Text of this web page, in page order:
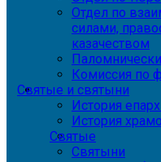
Отдел по
силами,
казачеством
Комиссия по
Святые и святыни
История
История
Святые
Святыни